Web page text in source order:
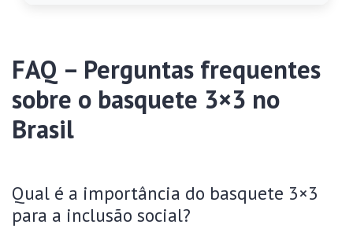
FAQ – Perguntas frequentes
sobre o basquete 3×3 no
Brasil
Qual é a importância do basquete 3×3
para a inclusão social?